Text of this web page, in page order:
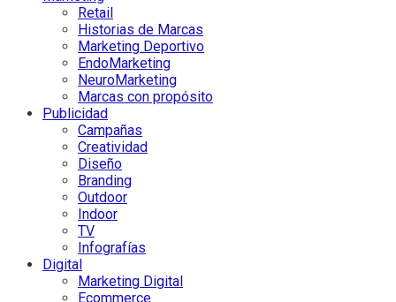
Retail
Historias de Marcas
Marketing Deportivo
EndoMarketing
NeuroMarketing
Marcas con propósito
Publicidad
Campañas
Creatividad
Diseño
Branding
Outdoor
Indoor
TV
Infografías
Digital
Marketing Digital
Ecommerce